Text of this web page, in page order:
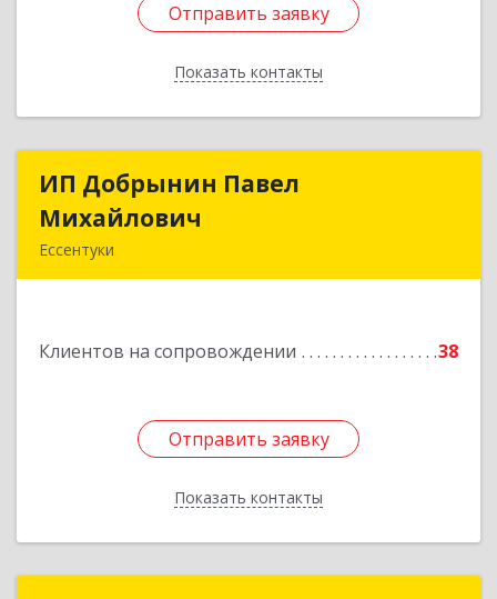
Отправить заявку
Показать контакты
Отправить заявку
Назад
ИП Добрынин Павел
Михайлович
Ессентуки
Клиентов на сопровождении 38
Отправить заявку
Показать контакты
ИП Добрынин Павел
Отправить заявку
Назад